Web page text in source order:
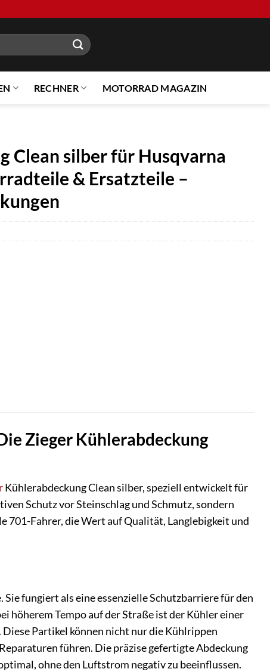
RECHNER MOTORRAD MAGAZIN
Clean silber für Husqvarna
& Ersatzteile –
Zieger Kühlerabdeckung
Kühlerabdeckung Clean silber, speziell entwickelt für
Schutz vor Steinschlag und Schmutz, sondern
701-Fahrer, die Wert auf Qualität, Langlebigkeit und
fungiert als eine essenzielle Schutzbarriere für den
höherem Tempo auf der Straße ist der Kühler einer
Partikel können nicht nur die Kühlrippen
führen. Die präzise gefertigte Abdeckung
ohne den Luftstrom negativ zu beeinflussen.